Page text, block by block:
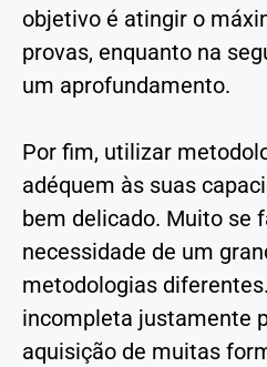
objetivo é atingir o
provas, enquanto na
um aprofundamento.
Por fim, utilizar
adéquem às suas
bem delicado. Muito se
necessidade de um
metodologias
incompleta justamente
aquisição de muitas